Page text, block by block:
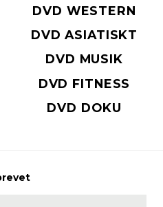
DVD WESTERN
DVD ASIATISKT
DVD MUSIK
DVD FITNESS
DVD DOKU